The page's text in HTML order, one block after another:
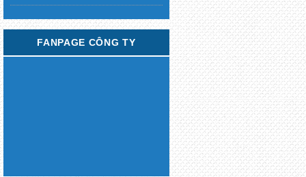
FANPAGE CÔNG TY